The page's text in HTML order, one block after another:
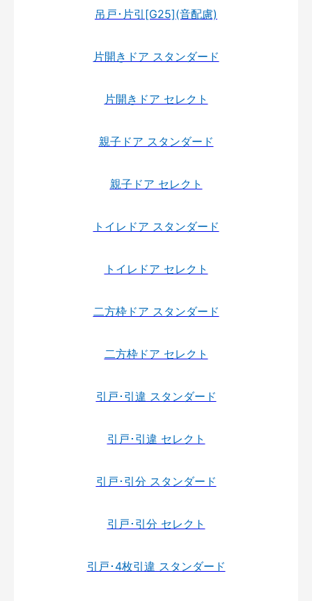
吊戸･片引[G25](音配慮)
片開きドア スタンダード
片開きドア セレクト
親子ドア スタンダード
親子ドア セレクト
トイレドア スタンダード
トイレドア セレクト
二方枠ドア スタンダード
二方枠ドア セレクト
引戸･引違 スタンダード
引戸･引違 セレクト
引戸･引分 スタンダード
引戸･引分 セレクト
引戸･4枚引違 スタンダード